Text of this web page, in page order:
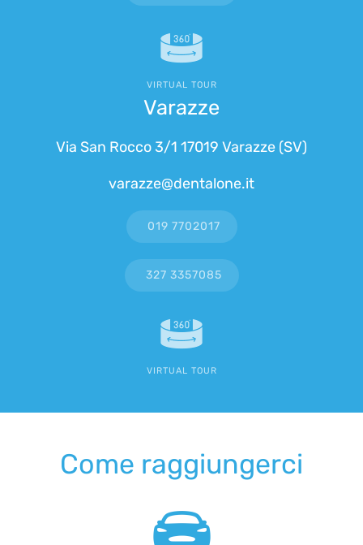
VIRTUAL TOUR
Varazze
Via San Rocco 3/1 17019 Varazze (SV)
varazze@dentalone.it
019 7702017
327 3357085
VIRTUAL TOUR
Come raggiungerci